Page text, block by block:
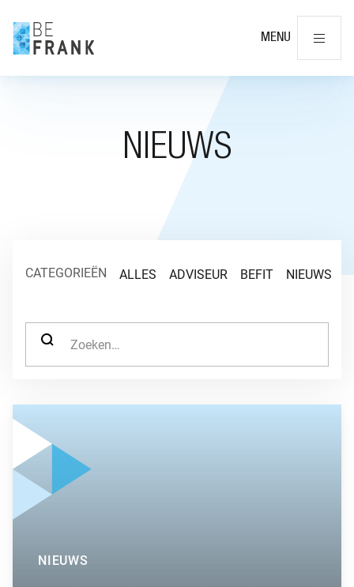
MENU
NIEUWS
CATEGORIEËN ALLES ADVISEUR BEFIT NIEUWS
ZOEK NAAR:
NIEUWS